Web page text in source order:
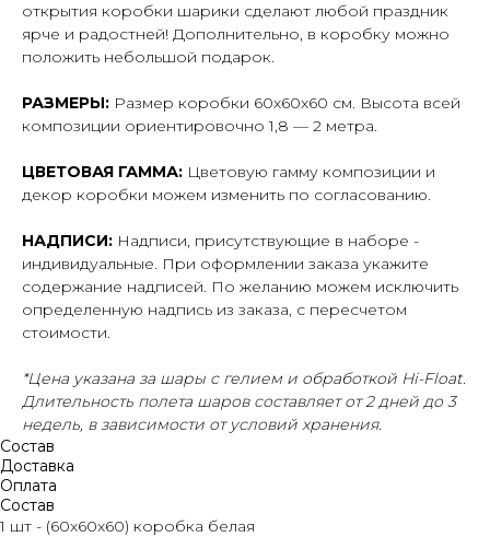
открытия коробки шарики сделают любой праздник
ярче и радостней! Дополнительно, в коробку можно
положить небольшой подарок.
РАЗМЕРЫ: Размер коробки 60x60x60 см. Высота всей
композиции ориентировочно 1,8 — 2 метра.
ЦВЕТОВАЯ ГАММА: Цветовую гамму композиции и
декор коробки можем изменить по согласованию.
НАДПИСИ: Надписи, присутствующие в наборе -
индивидуальные. При оформлении заказа укажите
содержание надписей. По желанию можем исключить
определенную надпись из заказа, с пересчетом
стоимости.
*Цена указана за шары с гелием и обработкой Hi-Float.
Длительность полета шаров составляет от 2 дней до 3
недель, в зависимости от условий хранения.
Состав
Доставка
Оплата
Состав
1 шт - (60х60х60) коробка белая